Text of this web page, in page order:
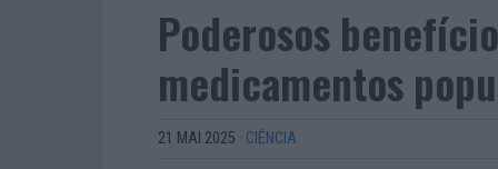
Poderosos
medicamentos
21 MAI 2025 · CIÊNCIA